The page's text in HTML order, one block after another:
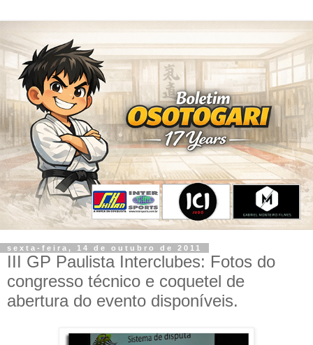
sexta-feira, 14 de outubro de 2011
III GP Paulista Interclubes: Fotos do
congresso técnico e coquetel de
abertura do evento disponíveis.